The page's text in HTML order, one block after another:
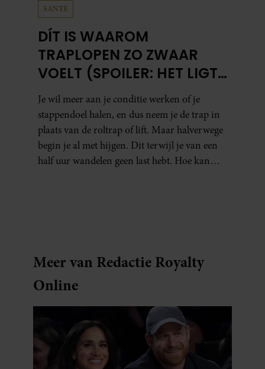
SANTE
DÍT IS WAAROM
TRAPLOPEN ZO ZWAAR
VOELT (SPOILER: HET LIGT
NIET AAN JE CONDITIE)
Je wil meer aan je conditie werken of je
stappendoel halen, en dus neem je de trap in
plaats van de roltrap of lift. Maar halverwege
begin je al met hijgen. Dit terwijl je van een
half uur wandelen geen last hebt. Hoe kan
Meer van Redactie Royalty
Online